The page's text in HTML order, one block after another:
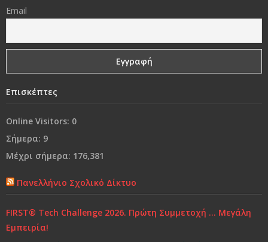
«Δεν φωτιζόμαστε κοιτάζοντας το φως, αλλά
Γονικές συμπεριφορές που εμποδίζουν τα παιδιά να
Ναι, θα έφευγα
Από τη «συμμωρία» στη…«συμμορία»..!
Ο κόσμος μας…
Χρόνια Πολλά...
Ελένη Γλύκατζη Αρβελέρ: Η Παιδεία είναι το μόνο
αντίδοτο στην κρίση και ξεκινά από το σπίτι
Email
Επισκέπτες
Online Visitors: 0
Σήμερα: 9
Μέχρι σήμερα: 176,381
Πανελλήνιο Σχολικό Δίκτυο
FIRST® Tech Challenge 2026. Πρώτη Συμμετοχή … Μεγάλη
Εμπειρία!